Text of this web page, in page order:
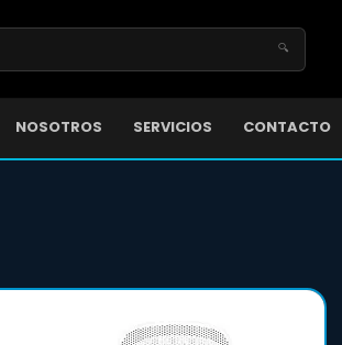
🔍
NOSOTROS SERVICIOS CONTACTO